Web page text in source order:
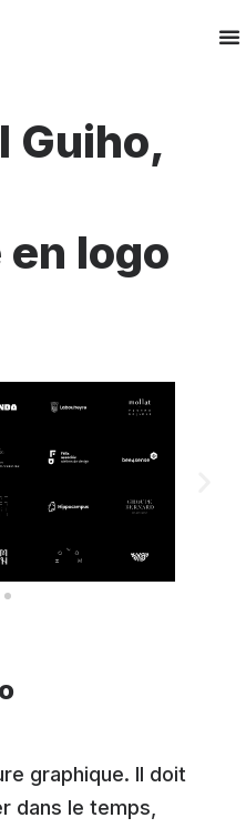
Guiho,
logo
graphique. Il doit
dans le temps,